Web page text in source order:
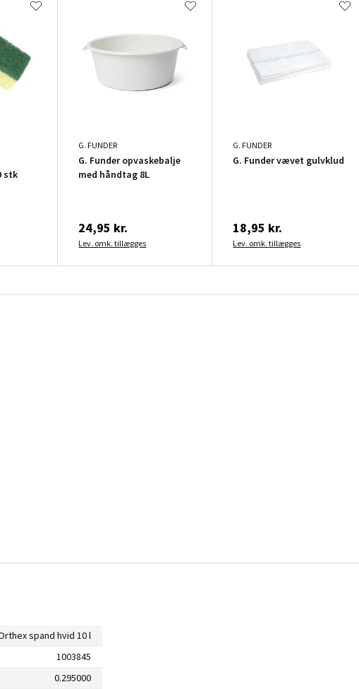
stk
G. FUNDER
G. Funder opvaskebalje
med håndtag 8L
24,95 kr.
Lev. omk. tillægges
G. FUNDER
G. Funder vævet gulvklud
18,95 kr.
Lev. omk. tillægges
spand hvid 10 l
1003845
0.295000